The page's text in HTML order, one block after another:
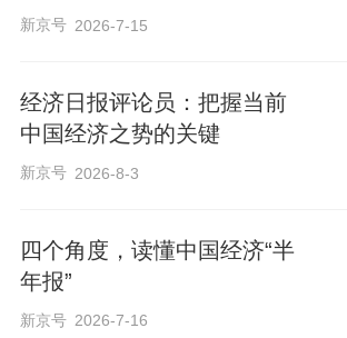
新京号 2026-7-15
经济日报评论员：把握当前
中国经济之势的关键
新京号 2026-8-3
四个角度，读懂中国经济“半
年报”
新京号 2026-7-16